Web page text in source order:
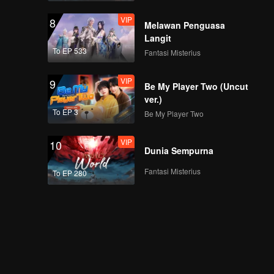
8
To EP 533
VIP
Melawan Penguasa
Langit
Fantasi Misterius
9
To EP 3
VIP
Be My Player Two (Uncut
ver.)
Be My Player Two
10
To EP 280
VIP
Dunia Sempurna
Fantasi Misterius